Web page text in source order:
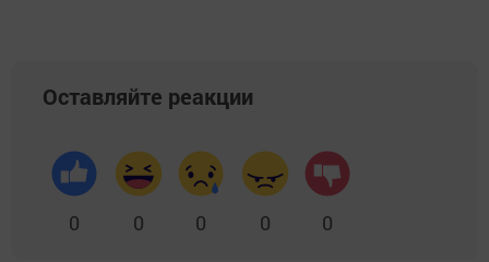
Оставляйте реакции
0 0 0 0 0